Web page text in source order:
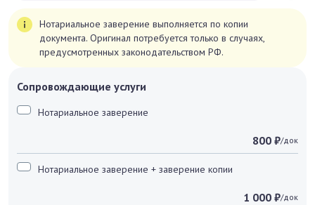
Сопровождающие услуги
Нотариальное заверение
800 ₽/док
Нотариальное заверение + заверение копии
1 000 ₽/док
Нотариальное заверение выполняется по копии
документа. Оригинал потребуется только в случаях,
предусмотренных законодательством РФ.